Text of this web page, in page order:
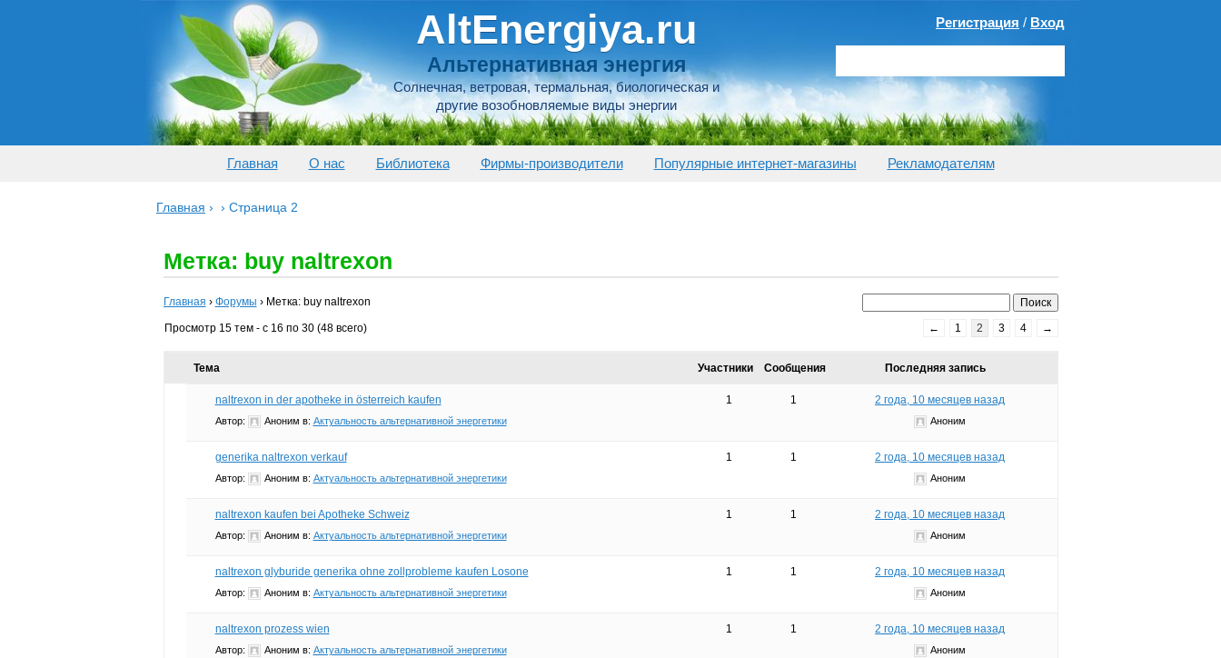
AltEnergiya.ru
Альтернативная энергия
Солнечная, ветровая, термальная, биологическая и
другие возобновляемые виды энергии
Регистрация / Вход
Главная О нас Библиотека Фирмы-производители Популярные интернет-магазины Рекламодателям
Главная › › Страница 2
Метка: buy naltrexon
Главная › Форумы › Метка: buy naltrexon
Просмотр 15 тем - с 16 по 30 (48 всего) ← 1 2 3 4 →
Тема Участники Сообщения Последняя запись
naltrexon in der apotheke in österreich kaufen
Автор: Аноним в: Актуальность альтернативной энергетики
1 1 2 года, 10 месяцев назад
Аноним
generika naltrexon verkauf
Автор: Аноним в: Актуальность альтернативной энергетики
1 1 2 года, 10 месяцев назад
Аноним
naltrexon kaufen bei Apotheke Schweiz
Автор: Аноним в: Актуальность альтернативной энергетики
1 1 2 года, 10 месяцев назад
Аноним
naltrexon glyburide generika ohne zollprobleme kaufen Losone
Автор: Аноним в: Актуальность альтернативной энергетики
1 1 2 года, 10 месяцев назад
Аноним
naltrexon prozess wien
Автор: Аноним в: Актуальность альтернативной энергетики
1 1 2 года, 10 месяцев назад
Аноним